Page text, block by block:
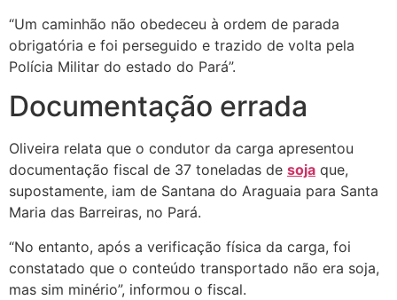
“Um caminhão não obedeceu à ordem de parada
obrigatória e foi perseguido e trazido de volta pela
Polícia Militar do estado do Pará”.
Documentação errada
Oliveira relata que o condutor da carga apresentou
documentação fiscal de 37 toneladas de soja que,
supostamente, iam de Santana do Araguaia para Santa
Maria das Barreiras, no Pará.
“No entanto, após a verificação física da carga, foi
constatado que o conteúdo transportado não era soja,
mas sim minério”, informou o fiscal.